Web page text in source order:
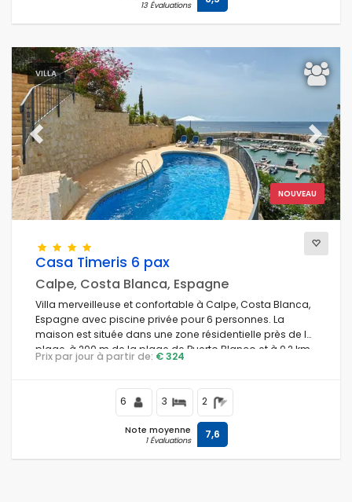
13 Évaluations
VILLA
NOUVEAU
Previous Next
Casa Timeris 6 pax
Calpe, Costa Blanca, Espagne
Villa merveilleuse et confortable à Calpe, Costa Blanca,
Espagne avec piscine privée pour 6 personnes. La
maison est située dans une zone résidentielle près de la
plage, à 200 m de la plage de Puerto Blanco et à 0,2 km
de la Méditerranée.
Prix par jour à partir de: € 324
6 3 2
Note moyenne
1 Évaluations 7,6